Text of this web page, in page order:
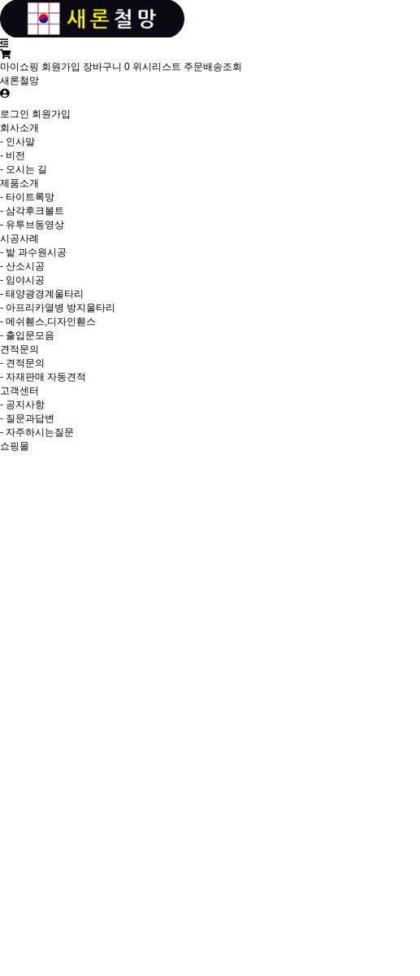
마이쇼핑 회원가입 장바구니 0 위시리스트 주문배송조회
새론철망
로그인 회원가입
회사소개
- 인사말
- 비전
- 오시는 길
제품소개
- 타이트록망
- 삼각후크볼트
- 유투브동영상
시공사례
- 밭 과수원시공
- 산소시공
- 임야시공
- 태양광경계울타리
- 아프리카열병 방지울타리
- 메쉬휀스,디자인휀스
- 출입문모음
견적문의
- 견적문의
- 자재판매 자동견적
고객센터
- 공지사항
- 질문과답변
- 자주하시는질문
쇼핑몰